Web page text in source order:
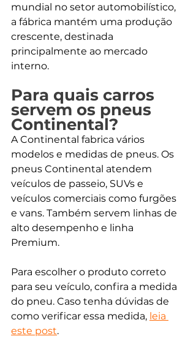
mundial no setor automobilístico,
a fábrica mantém uma produção
crescente, destinada
principalmente ao mercado
interno.
Para quais carros
servem os pneus
Continental?
A Continental fabrica vários
modelos e medidas de pneus. Os
pneus Continental atendem
veículos de passeio, SUVs e
veículos comerciais como furgões
e vans. Também servem linhas de
alto desempenho e linha
Premium.
Para escolher o produto correto
para seu veículo, confira a medida
do pneu. Caso tenha dúvidas de
como verificar essa medida, leia
este post.